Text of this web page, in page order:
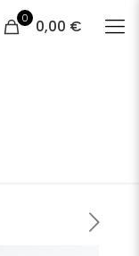
0 0,00 €